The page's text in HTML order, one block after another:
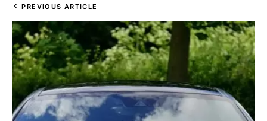
PREVIOUS ARTICLE